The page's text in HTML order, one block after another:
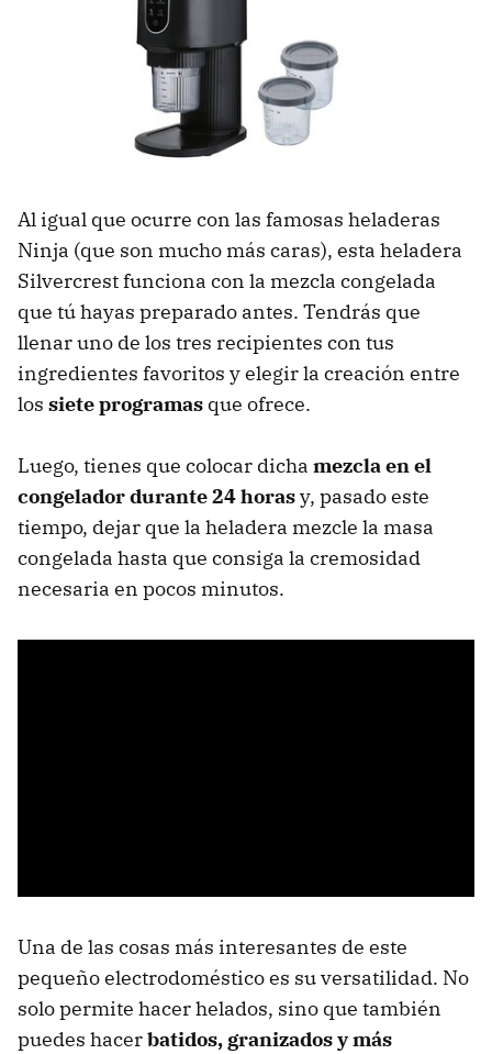
Al igual que ocurre con las famosas heladeras
Ninja (que son mucho más caras), esta heladera
Silvercrest funciona con la mezcla congelada
que tú hayas preparado antes. Tendrás que
llenar uno de los tres recipientes con tus
ingredientes favoritos y elegir la creación entre
los siete programas que ofrece.
Luego, tienes que colocar dicha mezcla en el
congelador durante 24 horasy, pasado este
tiempo, dejar que la heladera mezcle la masa
congelada hasta que consiga la cremosidad
necesaria en pocos minutos.
Una de las cosas más interesantes de este
pequeño electrodoméstico es su versatilidad. No
solo permite hacer helados, sino que también
puedes hacerbatidos, granizados y más